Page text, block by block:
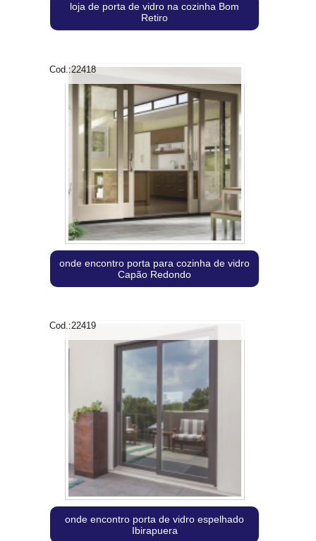
loja de porta de vidro na cozinha Bom
Retiro
Cod.:22418
onde encontro porta para cozinha de vidro
Capão Redondo
Cod.:22419
onde encontro porta de vidro espelhado
Ibirapuera